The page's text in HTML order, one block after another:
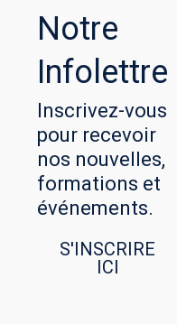
Notre
Infolettre
Inscrivez-vous
pour recevoir
nos nouvelles,
formations et
événements.
S'INSCRIRE
ICI